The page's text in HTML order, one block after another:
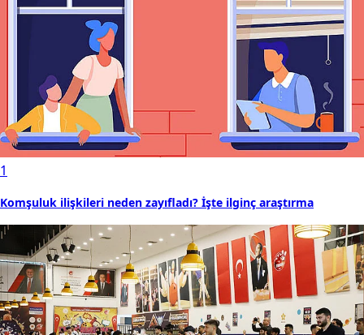
1
Komşuluk ilişkileri neden zayıfladı? İşte ilginç araştırma